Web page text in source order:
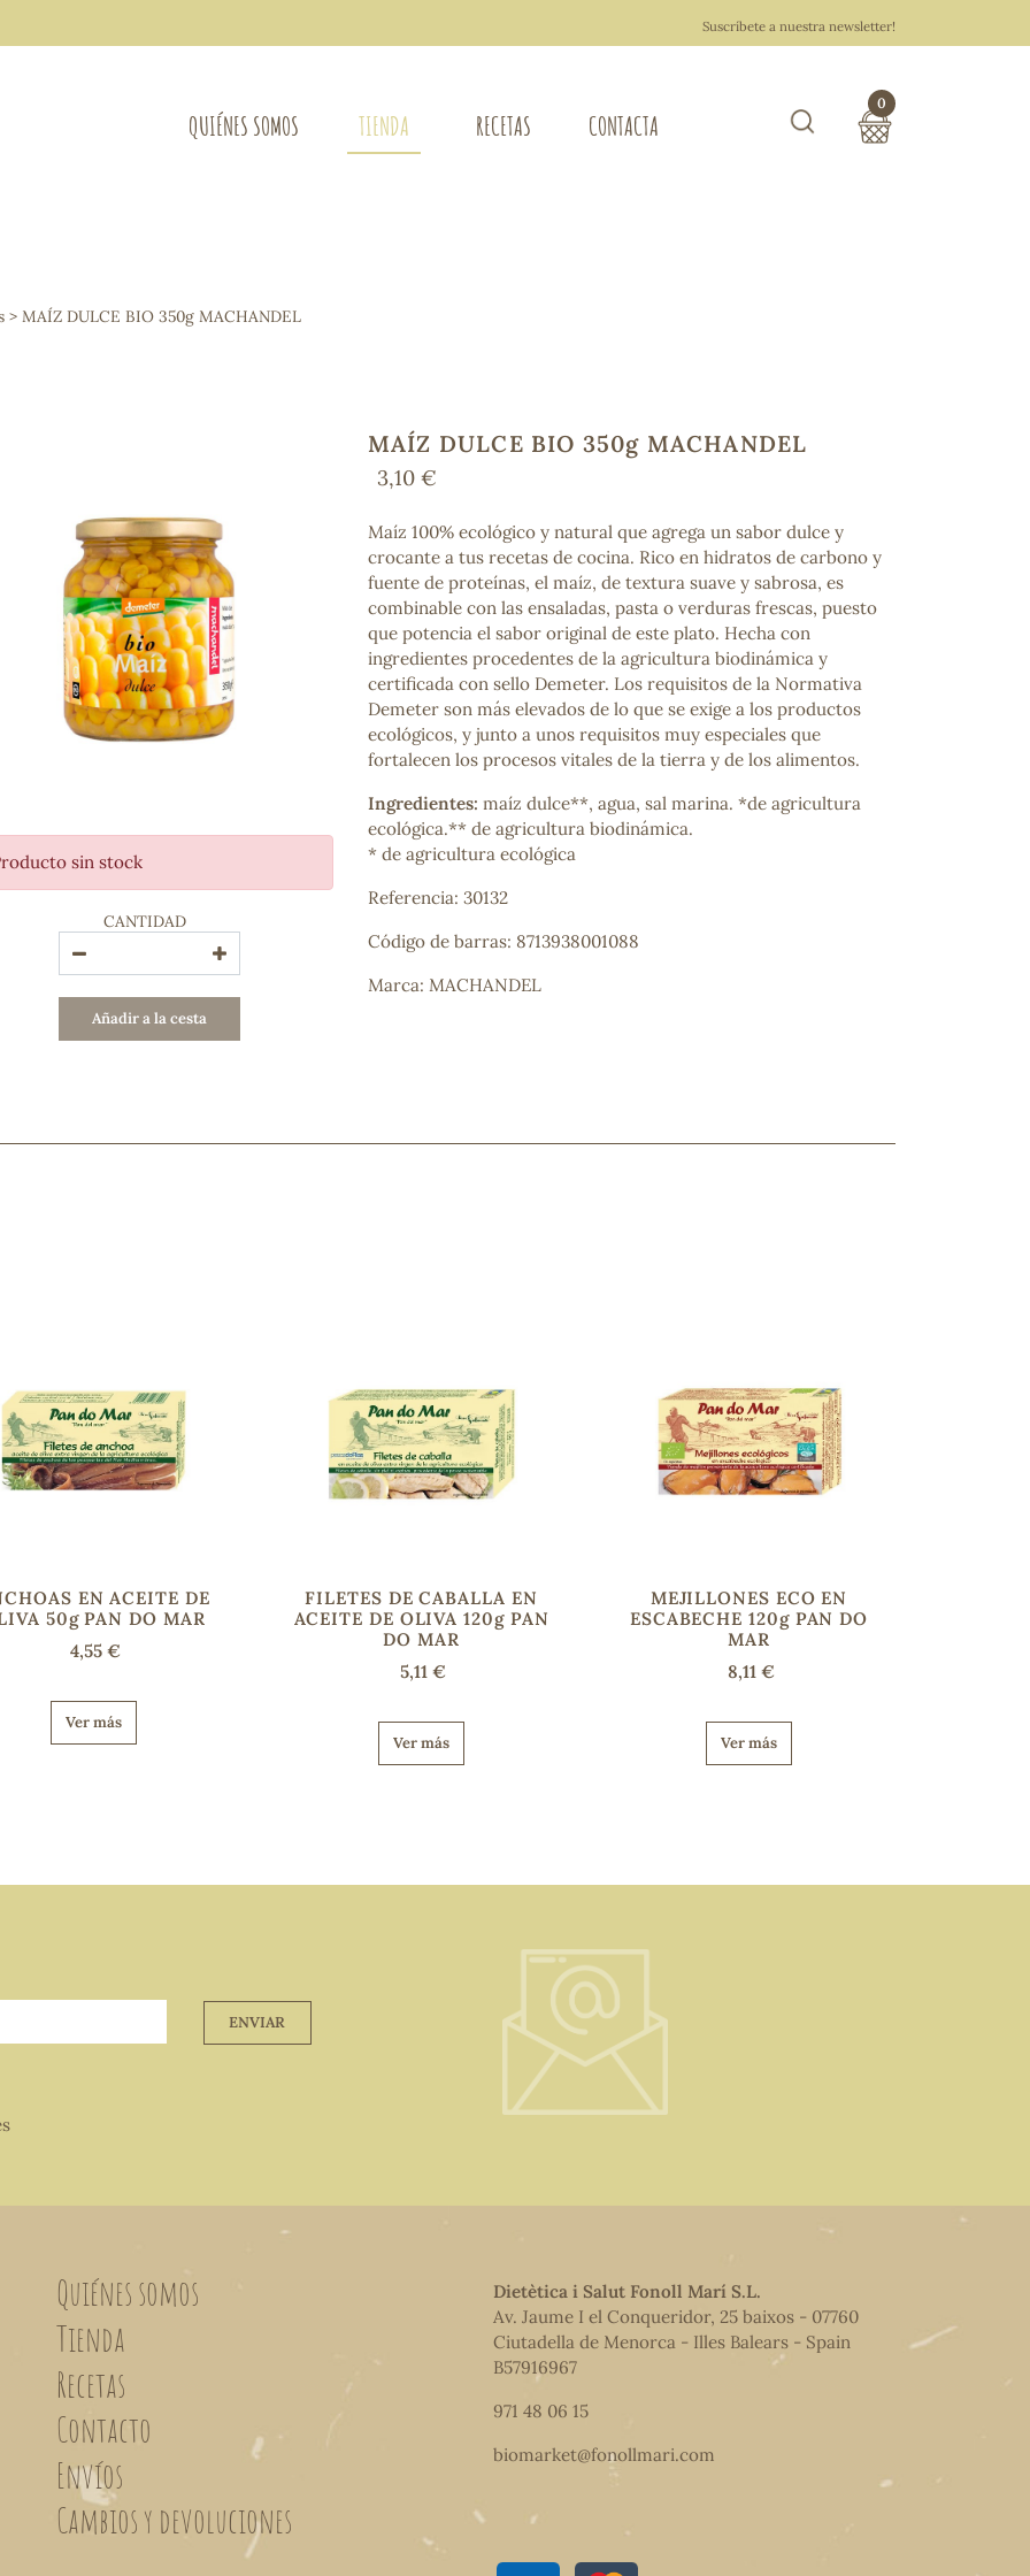
Suscríbete a nuestra newsletter!
QUIÉNES SOMOS TIENDA
Osteo-articular
Mujer
Bienestar emocional
Jalea Real
Memoria
Hierro
Deporte
Digestivos
Circulatorio, colesterol y glucosa
Superalimentos
Proteína
COSMÉTICA E HIGIENE PERSONAL
Cremas, lociones y aceites corporales
Hombre
Higiene personal
Labiales
Aceites esenciales y aromaterapia
Aceites vegetales
Higiene y cuidado capilar
RECETAS CONTACTA
0
> MAÍZ DULCE BIO 350g MACHANDEL
sin stock
CANTIDAD
Añadir a la cesta
MAÍZ DULCE BIO 350g MACHANDEL
3,10 €
Maíz 100% ecológico y natural que agrega un sabor dulce y
crocante a tus recetas de cocina. Rico en hidratos de carbono y
fuente de proteínas, el maíz, de textura suave y sabrosa, es
combinable con las ensaladas, pasta o verduras frescas, puesto
que potencia el sabor original de este plato. Hecha con
ingredientes procedentes de la agricultura biodinámica y
certificada con sello Demeter. Los requisitos de la Normativa
Demeter son más elevados de lo que se exige a los productos
ecológicos, y junto a unos requisitos muy especiales que
fortalecen los procesos vitales de la tierra y de los alimentos.
Ingredientes: maíz dulce**, agua, sal marina. *de agricultura
ecológica.** de agricultura biodinámica.
* de agricultura ecológica
Referencia: 30132
Código de barras: 8713938001088
Marca: MACHANDEL
EN ACEITE DE
50g PAN DO MAR
4,55 €
Ver más
FILETES DE CABALLA EN
ACEITE DE OLIVA 120g PAN
DO MAR
5,11 €
Ver más
MEJILLONES ECO EN
ESCABECHE 120g PAN DO
MAR
8,11 €
Ver más
ENVIAR
Quiénes somos
Tienda
Recetas
Contacto
Envíos
Cambios y devoluciones
Dietètica i Salut Fonoll Marí S.L.
Av. Jaume I el Conqueridor, 25 baixos - 07760
Ciutadella de Menorca - Illes Balears - Spain
B57916967
971 48 06 15
biomarket@fonollmari.com